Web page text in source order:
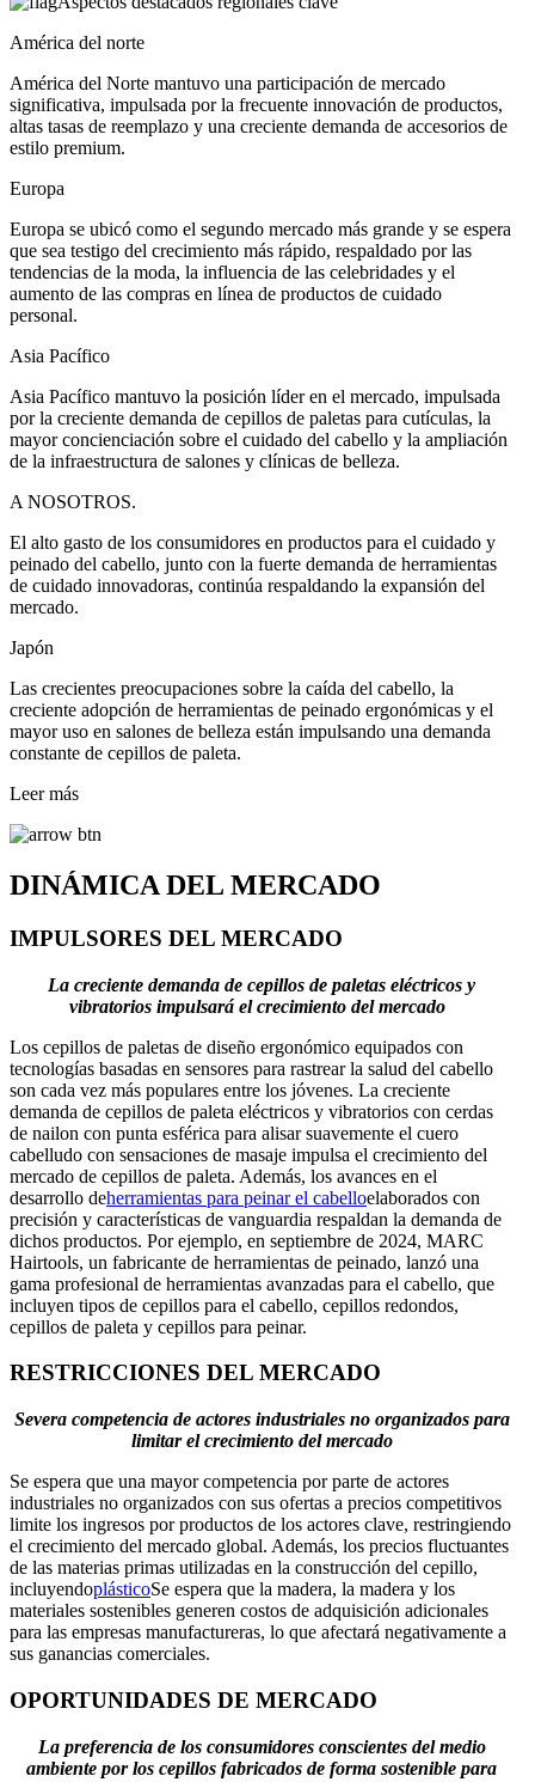
América del norte
América del Norte mantuvo una participación de mercado
significativa, impulsada por la frecuente innovación de productos,
altas tasas de reemplazo y una creciente demanda de accesorios de
estilo premium.
Europa
Europa se ubicó como el segundo mercado más grande y se espera
que sea testigo del crecimiento más rápido, respaldado por las
tendencias de la moda, la influencia de las celebridades y el
aumento de las compras en línea de productos de cuidado
personal.
Asia Pacífico
Asia Pacífico mantuvo la posición líder en el mercado, impulsada
por la creciente demanda de cepillos de paletas para cutículas, la
mayor concienciación sobre el cuidado del cabello y la ampliación
de la infraestructura de salones y clínicas de belleza.
A NOSOTROS.
El alto gasto de los consumidores en productos para el cuidado y
peinado del cabello, junto con la fuerte demanda de herramientas
de cuidado innovadoras, continúa respaldando la expansión del
mercado.
Japón
Las crecientes preocupaciones sobre la caída del cabello, la
creciente adopción de herramientas de peinado ergonómicas y el
mayor uso en salones de belleza están impulsando una demanda
constante de cepillos de paleta.
Leer más
DINÁMICA DEL MERCADO
IMPULSORES DEL MERCADO
La creciente demanda de cepillos de paletas eléctricos y
vibratorios impulsará el crecimiento del mercado
Los cepillos de paletas de diseño ergonómico equipados con
tecnologías basadas en sensores para rastrear la salud del cabello
son cada vez más populares entre los jóvenes. La creciente
demanda de cepillos de paleta eléctricos y vibratorios con cerdas
de nailon con punta esférica para alisar suavemente el cuero
cabelludo con sensaciones de masaje impulsa el crecimiento del
mercado de cepillos de paleta. Además, los avances en el
desarrollo deherramientas para peinar el cabelloelaborados con
precisión y características de vanguardia respaldan la demanda de
dichos productos. Por ejemplo, en septiembre de 2024, MARC
Hairtools, un fabricante de herramientas de peinado, lanzó una
gama profesional de herramientas avanzadas para el cabello, que
incluyen tipos de cepillos para el cabello, cepillos redondos,
cepillos de paleta y cepillos para peinar.
RESTRICCIONES DEL MERCADO
Severa competencia de actores industriales no organizados para
limitar el crecimiento del mercado
Se espera que una mayor competencia por parte de actores
industriales no organizados con sus ofertas a precios competitivos
limite los ingresos por productos de los actores clave, restringiendo
el crecimiento del mercado global. Además, los precios fluctuantes
de las materias primas utilizadas en la construcción del cepillo,
incluyendoplásticoSe espera que la madera, la madera y los
materiales sostenibles generen costos de adquisición adicionales
para las empresas manufactureras, lo que afectará negativamente a
sus ganancias comerciales.
OPORTUNIDADES DE MERCADO
La preferencia de los consumidores conscientes del medio
ambiente por los cepillos fabricados de forma sostenible para